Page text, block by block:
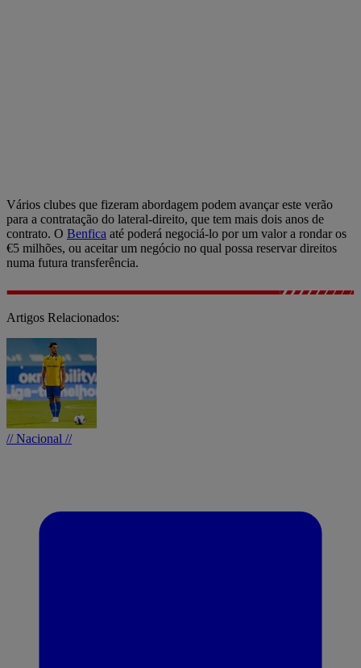
Vários clubes que fizeram abordagem podem avançar este verão
para a contratação do lateral-direito, que tem mais dois anos de
contrato. O Benfica até poderá negociá-lo por um valor a rondar os
€5 milhões, ou aceitar um negócio no qual possa reservar direitos
numa futura transferência.
Artigos Relacionados:
// Nacional //